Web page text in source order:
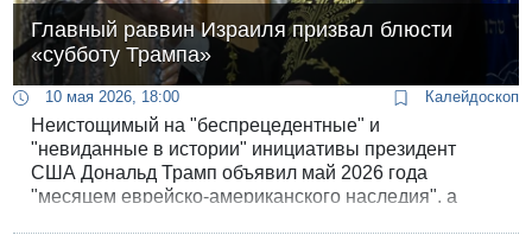
Главный раввин Израиля призвал блюсти
«субботу Трампа»
10 мая 2026, 18:00 Калейдоскоп
Неистощимый на "беспрецедентные" и
"невиданные в истории" инициативы президент
США Дональд Трамп объявил май 2026 года
"месяцем еврейско-американского наследия", а